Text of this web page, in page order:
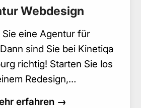
Webdesign
Sie eine Agentur für
sind Sie bei Kinetiqa
richtig! Starten Sie los
Redesign,…
erfahren →